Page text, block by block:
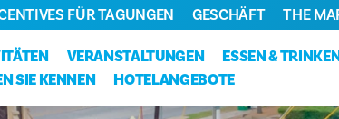
VERANSTALTUNGEN ESSEN &
SIE KENNEN
HOTELANGEBOTE
FÜR TAGUNGEN GESCHÄFT THE